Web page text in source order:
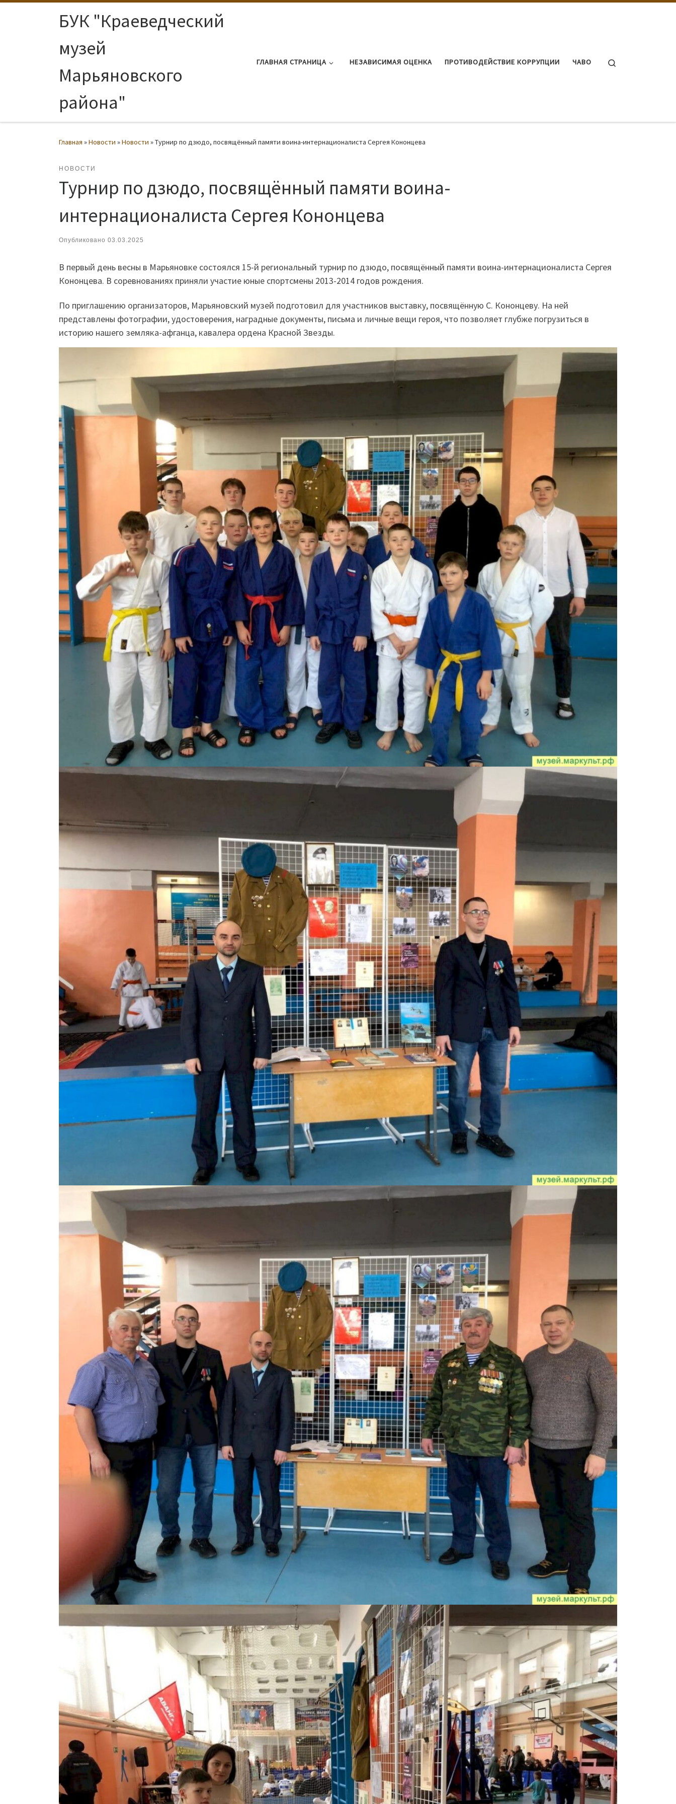
Перейти к содержимомуБУК "Краеведческий
музей
Марьяновского
района"
ГЛАВНАЯ СТРАНИЦА НЕЗАВИСИМАЯ ОЦЕНКА ПРОТИВОДЕЙСТВИЕ КОРРУПЦИИ ЧАВО
Главная »Новости »Новости »Турнир по дзюдо, посвящённый памяти воина-интернационалиста Сергея Кононцева
НОВОСТИ
Турнир по дзюдо, посвящённый памяти воина-
интернационалиста Сергея Кононцева
Опубликовано 03.03.2025
В первый день весны в Марьяновке состоялся 15-й региональный турнир по дзюдо, посвящённый памяти воина-интернационалиста Сергея
Кононцева. В соревнованиях приняли участие юные спортсмены 2013-2014 годов рождения.
По приглашению организаторов, Марьяновский музей подготовил для участников выставку, посвящённую С. Кононцеву. На ней
представлены фотографии, удостоверения, наградные документы, письма и личные вещи героя, что позволяет глубже погрузиться в
историю нашего земляка-афганца, кавалера ордена Красной Звезды.